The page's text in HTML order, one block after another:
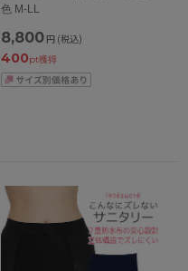
色 M-LL
8,800 円 (税込)
400pt獲得